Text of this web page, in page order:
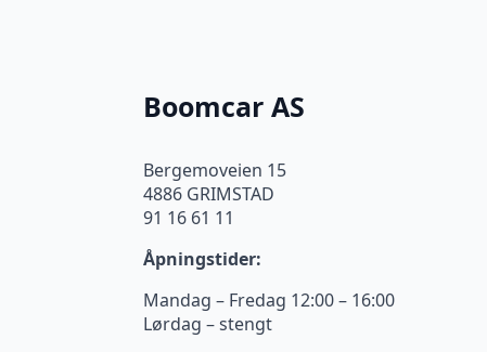
Boomcar AS
Bergemoveien 15
4886 GRIMSTAD
91 16 61 11
Åpningstider:
Mandag – Fredag 12:00 – 16:00
Lørdag – stengt